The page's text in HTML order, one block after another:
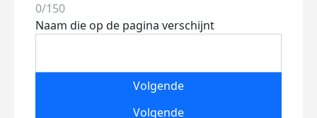
0/150
Naam die op de pagina verschijnt
Volgende
Volgende